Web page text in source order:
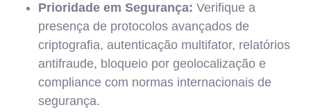
Prioridade em Segurança: Verifique a
presença de protocolos avançados de
criptografia, autenticação multifator, relatórios
antifraude, bloqueio por geolocalização e
compliance com normas internacionais de
segurança.